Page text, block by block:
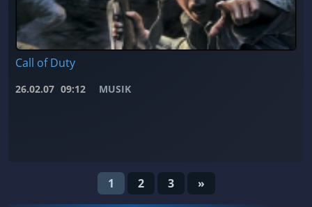
Call of Duty
26.02.07 09:12 MUSIK
1 2 3 »